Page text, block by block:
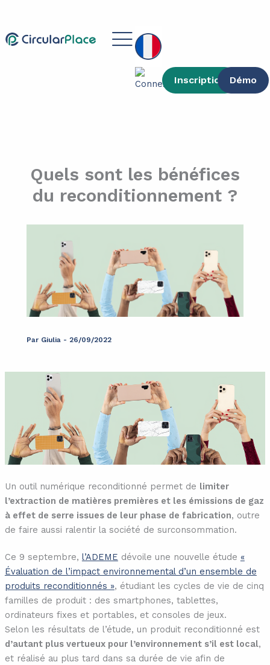
contenu
Main
Menu
Inscription Démo
Quels sont les bénéfices
du reconditionnement ?
Par Giulia - 26/09/2022
Un outil numérique reconditionné permet de limiter
l’extraction de matières premières et les émissions de gaz
à effet de serre issues de leur phase de fabrication, outre
de faire aussi ralentir la société de surconsommation.
Ce 9 septembre, l’ADEME dévoile une nouvelle étude «
Évaluation de l’impact environnemental d’un ensemble de
produits reconditionnés », étudiant les cycles de vie de cinq
familles de produit : des smartphones, tablettes,
ordinateurs fixes et portables, et consoles de jeux.
Selon les résultats de l’étude, un produit reconditionné est
d’autant plus vertueux pour l’environnement s’il est local,
et réalisé au plus tard dans sa durée de vie afin de